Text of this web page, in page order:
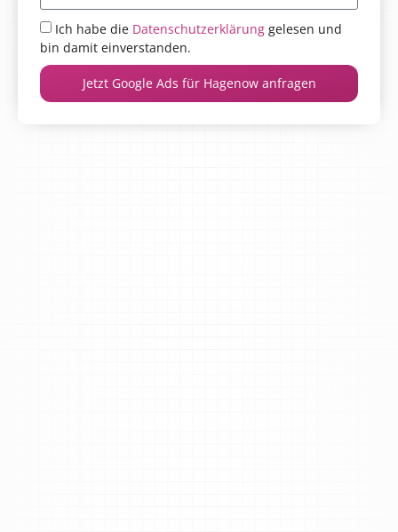
Ich habe die Datenschutzerklärung gelesen und
bin damit einverstanden.
Jetzt Google Ads für Hagenow anfragen